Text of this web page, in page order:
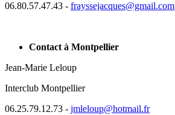
06.80.57.47.43 - frayssejacques@gmail.com
Contact à Montpellier
Jean-Marie Leloup
Interclub Montpellier
06.25.79.12.73 - jmleloup@hotmail.fr